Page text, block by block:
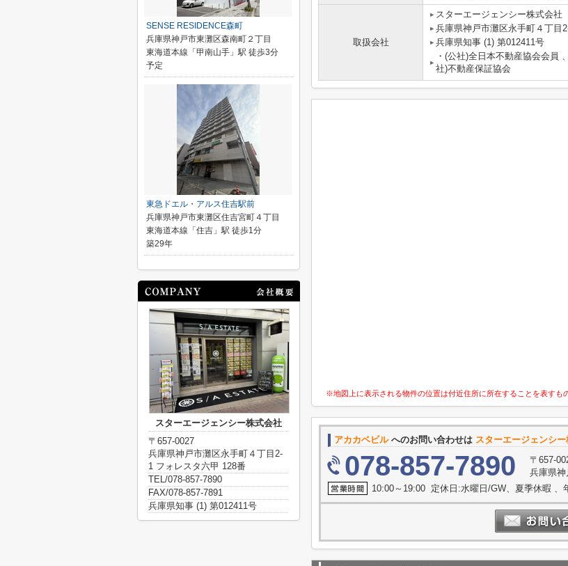
取扱会社
スターエージェンシー株式会社
兵庫県神戸市灘区永手町４丁目
兵庫県知事 (1) 第012411号
・(公社)全日本不動産協会会員
社)不動産保証協会
※地図上に表示される物件の位置は付近住所に所在することを表すも
アカカベビルへのお問い合わせは スターエージェンシ
078-857-7890
〒657-
兵庫県
10:00～19:00 定休日:水曜日/GW、夏季休暇 、
SENSE RESIDENCE森町
兵庫県神戸市東灘区森南町２丁目
東海道本線「甲南山手」駅 徒歩3分
予定
東急ドエル・アルス住吉駅前
兵庫県神戸市東灘区住吉宮町４丁目
東海道本線「住吉」駅 徒歩1分
築29年
スターエージェンシー株式会社
〒657-0027
兵庫県神戸市灘区永手町４丁目2-
1 フォレスタ六甲 128番
TEL/078-857-7890
FAX/078-857-7891
兵庫県知事 (1) 第012411号